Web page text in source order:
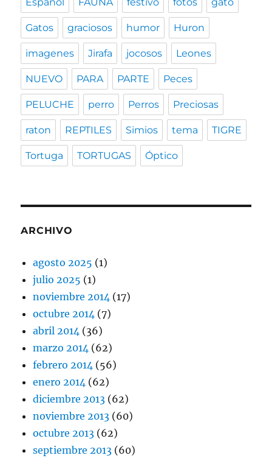
Gatos graciosos humor Huron
imagenes Jirafa jocosos Leones
NUEVO PARA PARTE Peces
PELUCHE perro Perros Preciosas
raton REPTILES Simios tema TIGRE
Tortuga TORTUGAS Óptico
ARCHIVO
agosto 2025 (1)
julio 2025 (1)
noviembre 2014 (17)
octubre 2014 (7)
abril 2014 (36)
marzo 2014 (62)
febrero 2014 (56)
enero 2014 (62)
diciembre 2013 (62)
noviembre 2013 (60)
octubre 2013 (62)
septiembre 2013 (60)